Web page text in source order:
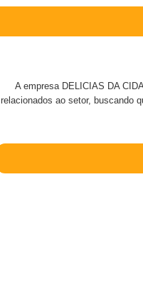
A empresa DELICIAS DA
relacionados ao setor, buscando